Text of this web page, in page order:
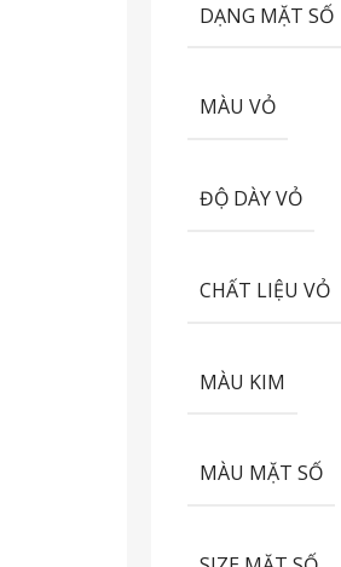
DẠNG MẶT SỐ
MÀU VỎ
ĐỘ DÀY VỎ
CHẤT LIỆU VỎ
MÀU KIM
MÀU MẶT SỐ